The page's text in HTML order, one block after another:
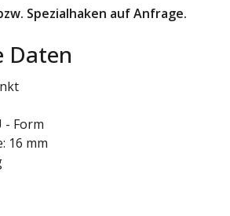
Spezialhaken auf Anfrage.
Daten
- Form
16 mm